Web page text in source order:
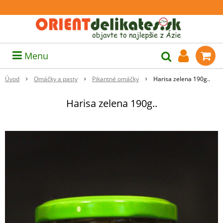
Menu
Úvod Omáčky a pasty Pikantné omáčky Harisa zelena 190g..
Harisa zelena 190g..